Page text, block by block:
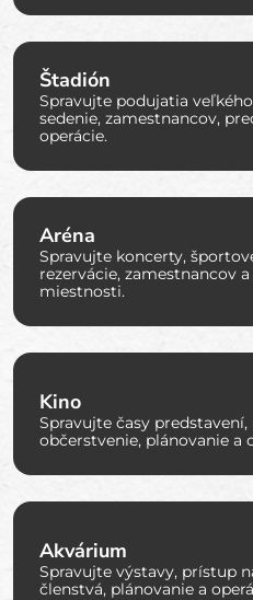
Štadión
Spravujte podujatia
sedenie, zamestnancov,
operácie.
Aréna
Spravujte koncerty,
rezervácie, zamestnancov
miestnosti.
Kino
Spravujte časy
občerstvenie, plánovanie a
Akvárium
Spravujte výstavy, prístup
členstvá, plánovanie a